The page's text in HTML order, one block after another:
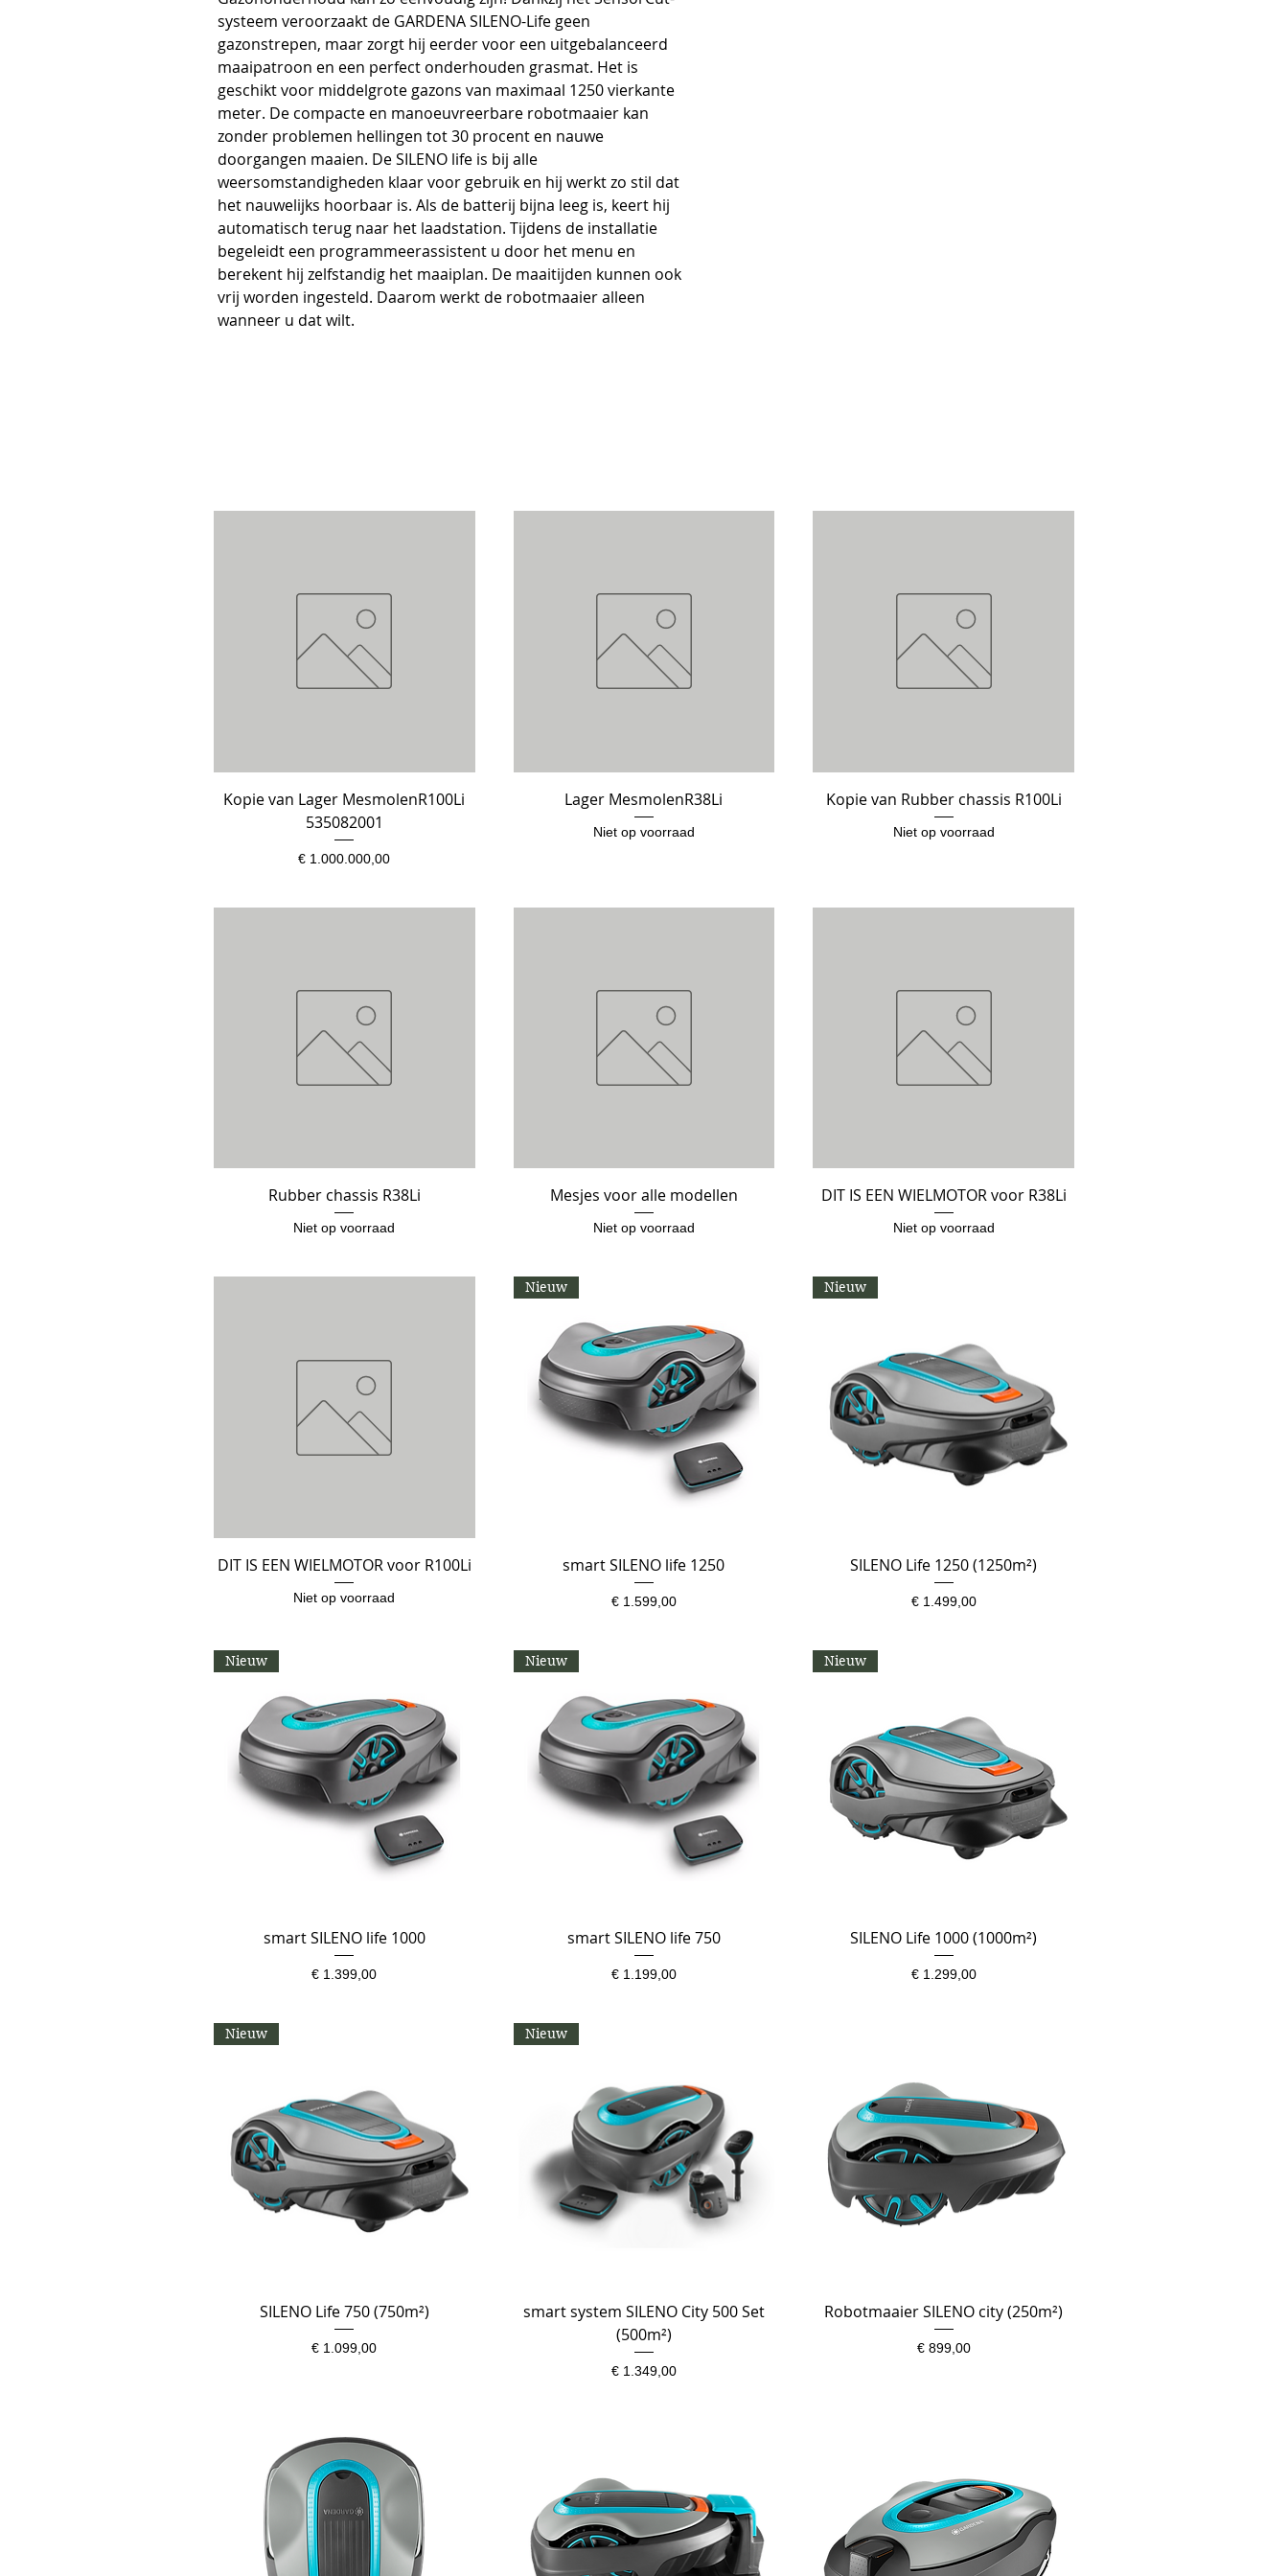
systeem veroorzaakt de GARDENA SILENO-Life geen
gazonstrepen, maar zorgt hij eerder voor een uitgebalanceerd
maaipatroon en een perfect onderhouden grasmat. Het is
geschikt voor middelgrote gazons van maximaal 1250 vierkante
meter. De compacte en manoeuvreerbare robotmaaier kan
zonder problemen hellingen tot 30 procent en nauwe
doorgangen maaien. De SILENO life is bij alle
weersomstandigheden klaar voor gebruik en hij werkt zo stil dat
het nauwelijks hoorbaar is. Als de batterij bijna leeg is, keert hij
automatisch terug naar het laadstation. Tijdens de installatie
begeleidt een programmeerassistent u door het menu en
berekent hij zelfstandig het maaiplan. De maaitijden kunnen ook
vrij worden ingesteld. Daarom werkt de robotmaaier alleen
wanneer u dat wilt.
Snel overzicht
Kopie van Lager MesmolenR100Li
535082001
Prijs
€ 1.000.000,00
Snel overzicht
Lager MesmolenR38Li
Niet op voorraad
Snel overzicht
Kopie van Rubber chassis R100Li
Niet op voorraad
Snel overzicht
Rubber chassis R38Li
Niet op voorraad
Snel overzicht
Mesjes voor alle modellen
Niet op voorraad
Snel overzicht
DIT IS EEN WIELMOTOR voor R38Li
Niet op voorraad
Snel overzicht
DIT IS EEN WIELMOTOR voor R100Li
Niet op voorraad
Snel overzicht
Nieuw
smart SILENO life 1250
Prijs
€ 1.599,00
Snel overzicht
Nieuw
SILENO Life 1250 (1250m²)
Prijs
€ 1.499,00
Snel overzicht
Nieuw
smart SILENO life 1000
Prijs
€ 1.399,00
Snel overzicht
Nieuw
smart SILENO life 750
Prijs
€ 1.199,00
Snel overzicht
Nieuw
SILENO Life 1000 (1000m²)
Prijs
€ 1.299,00
Snel overzicht
Nieuw
SILENO Life 750 (750m²)
Prijs
€ 1.099,00
Snel overzicht
Nieuw
smart system SILENO City 500 Set
(500m²)
Prijs
€ 1.349,00
Snel overzicht
Robotmaaier SILENO city (250m²)
Prijs
€ 899,00